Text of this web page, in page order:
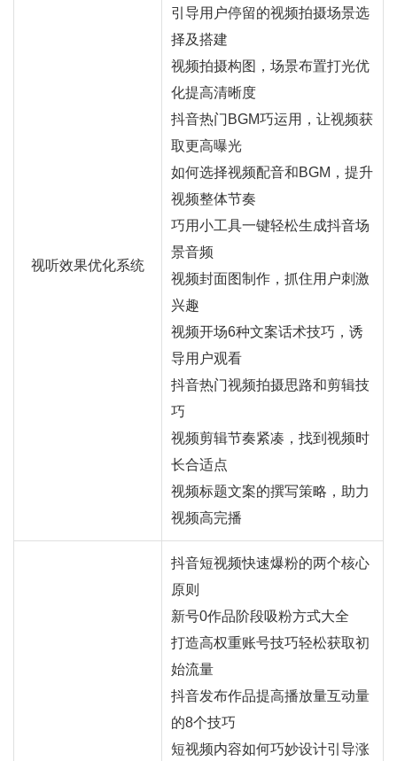
视听效果优化系统
引导用户停留的视频拍摄场景选
择及搭建
视频拍摄构图，场景布置打光优
化提高清晰度
抖音热门BGM巧运用，让视频获
取更高曝光
如何选择视频配音和BGM，提升
视频整体节奏
巧用小工具一键轻松生成抖音场
景音频
视频封面图制作，抓住用户刺激
兴趣
视频开场6种文案话术技巧，诱
导用户观看
抖音热门视频拍摄思路和剪辑技
巧
视频剪辑节奏紧凑，找到视频时
长合适点
视频标题文案的撰写策略，助力
视频高完播
抖音短视频快速爆粉的两个核心
原则
新号0作品阶段吸粉方式大全
打造高权重账号技巧轻松获取初
始流量
抖音发布作品提高播放量互动量
的8个技巧
短视频内容如何巧妙设计引导涨